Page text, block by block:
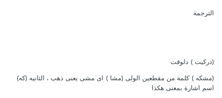
الترجمة
(دركيت ) دلوقت
(مشكه ) كلمة من مقطعين الولى (مشا ) اى مشى يعنى ذهب ، الثانيه (كه)
اسم اشارة بمعنى هكذا